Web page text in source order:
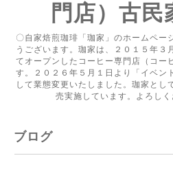
門店）古民
〇自家焙煎珈琲「珈家」のホームペー
うございます。珈家は、２０１５年３
てオープンしたコーヒー専門店（コー
す。２０２６年５月１日より「イベン
して業態変更いたしました。珈家とし
売実施しています。よろしく
ブログ